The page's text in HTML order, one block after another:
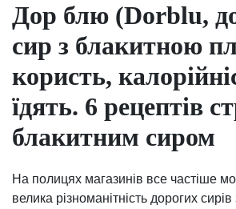
Дор блю (Dorblu,
сир з блакитною
користь,
їдять. 6 рецептів
блакитним сиром
На полицях магазинів все частіше
велика різноманітність дорогих